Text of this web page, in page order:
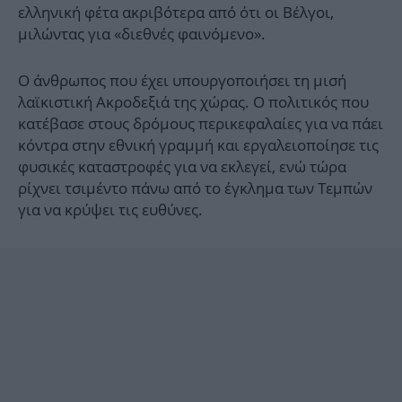
ελληνική φέτα ακριβότερα από ότι οι Βέλγοι,
μιλώντας για «διεθνές φαινόμενο».
Ο άνθρωπος που έχει υπουργοποιήσει τη μισή
λαϊκιστική Ακροδεξιά της χώρας. Ο πολιτικός που
κατέβασε στους δρόμους περικεφαλαίες για να πάει
κόντρα στην εθνική γραμμή και εργαλειοποίησε τις
φυσικές καταστροφές για να εκλεγεί, ενώ τώρα
ρίχνει τσιμέντο πάνω από το έγκλημα των Τεμπών
για να κρύψει τις ευθύνες.